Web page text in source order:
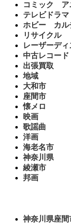
コミック
テレビドラマ
ホビー カ
リサイクル
レーザーディ
中古レコード
出張買取
地域
大和市
座間市
懐メロ
映画
歌謡曲
洋画
海老名市
神奈川県
綾瀬市
邦画
神奈川県座